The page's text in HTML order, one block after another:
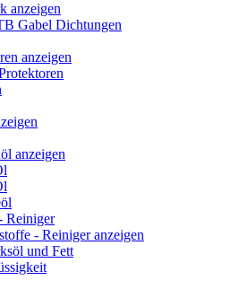
anzeigen
Gabel Dichtungen
anzeigen
anzeigen
Reiniger
- Reiniger anzeigen
und Fett